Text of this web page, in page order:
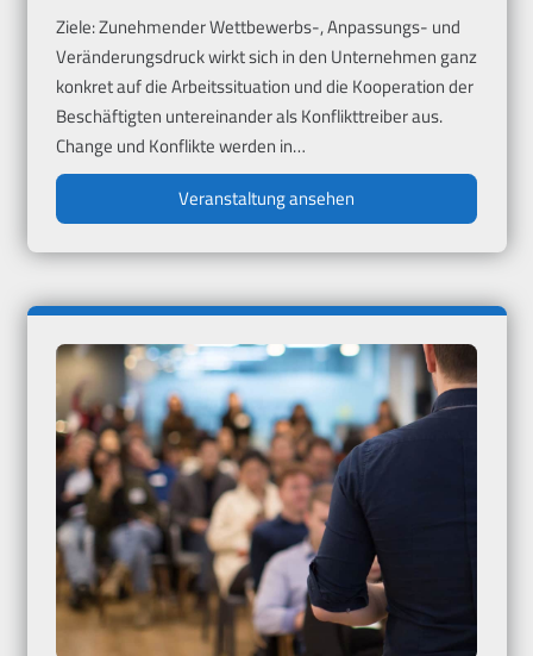
Ziele: Zunehmender Wettbewerbs-, Anpassungs- und
Veränderungsdruck wirkt sich in den Unternehmen ganz
konkret auf die Arbeitssituation und die Kooperation der
Beschäftigten untereinander als Konflikttreiber aus.
Change und Konflikte werden in…
Veranstaltung ansehen